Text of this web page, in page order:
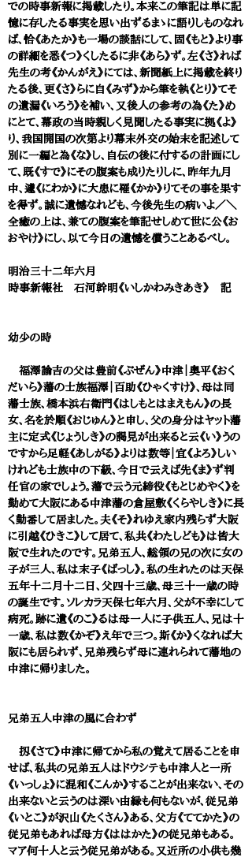
での時事新報に掲載したり。本来この筆記は単に記
憶に存したる事実を思い出ずるまゝに語りしものなれ
ば、恰《あたか》も一場の談話にして、固《もと》より事
の詳細を悉《つ》くしたるに非《あら》ず。左《さ》れば
先生の考《かんがえ》にては、新聞紙上に掲載を終り
たる後、更《さ》らに自《みず》から筆を執《とり》てそ
の遺漏《いろう》を補い、又後人の参考の為《た》め
にとて、幕政の当時親しく見聞したる事実に拠《よ》
り、我国開国の次第より幕末外交の始末を記述して
別に一編と為《な》し、自伝の後に付するの計画にし
て、既《すで》にその腹案も成りたりしに、昨年九月
中、遽《にわか》に大患に罹《かか》りてその事を果す
を得ず。誠に遺憾なれども、今後先生の病いよ／＼
全癒の上は、兼ての腹案を筆記せしめて世に公《お
おやけ》にし、以て今日の遺憾を償うことあるべし。
明治三十二年六月
時事新報社 石河幹明《いしかわみきあき》 記
幼少の時
福澤諭吉の父は豊前《ぶぜん》中津｜奥平《おく
だいら》藩の士族福澤｜百助《ひゃくすけ》、母は同
藩士族、橋本浜右衛門《はしもとはまえもん》の長
女、名を於順《おじゅん》と申し、父の身分はヤット藩
主に定式《じょうしき》の謁見が出来ると云《い》うの
ですから足軽《あしがる》よりは数等｜宜《よろ》しい
けれども士族中の下級、今日で云えば先《ま》ず判
任官の家でしょう。藩で云う元締役《もとじめやく》を
勤めて大阪にある中津藩の倉屋敷《くらやしき》に長
く勤番して居ました。夫《そ》れゆえ家内残らず大阪
に引越《ひきこ》して居て、私共《わたしども》は皆大
阪で生れたのです。兄弟五人、総領の兄の次に女の
子が三人、私は末子《ばっし》。私の生れたのは天保
五年十二月十二日、父四十三歳、母三十一歳の時
の誕生です。ソレカラ天保七年六月、父が不幸にして
病死。跡に遺《のこ》るは母一人に子供五人、兄は十
一歳、私は数《かぞ》え年で三つ。斯《か》くなれば大
阪にも居られず、兄弟残らず母に連れられて藩地の
中津に帰りました。
兄弟五人中津の風に合わず
扨《さて》中津に帰てから私の覚えて居ることを申
せば、私共の兄弟五人はドウシテも中津人と一所
《いっしょ》に混和《こんか》することが出来ない、その
出来ないと云うのは深い由縁も何もないが、従兄弟
《いとこ》が沢山《たくさん》ある、父方《ててかた》の
従兄弟もあれば母方《ははかた》の従兄弟もある。
マア何十人と云う従兄弟がある。又近所の小供も幾